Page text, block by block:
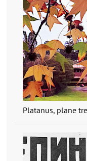
Platanus, plane